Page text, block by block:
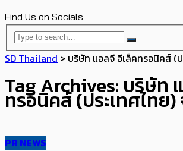
Find Us on Socials
SD Thailand > บริษัท แอลจี อีเล็คทรอนิคส์ (
Tag Archives: บริษัท
ทรอนิคส์ (ประเทศไทย
PR NEWS